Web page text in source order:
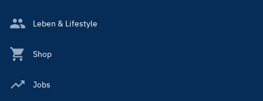
Leben & Lifestyle
Shop
Jobs